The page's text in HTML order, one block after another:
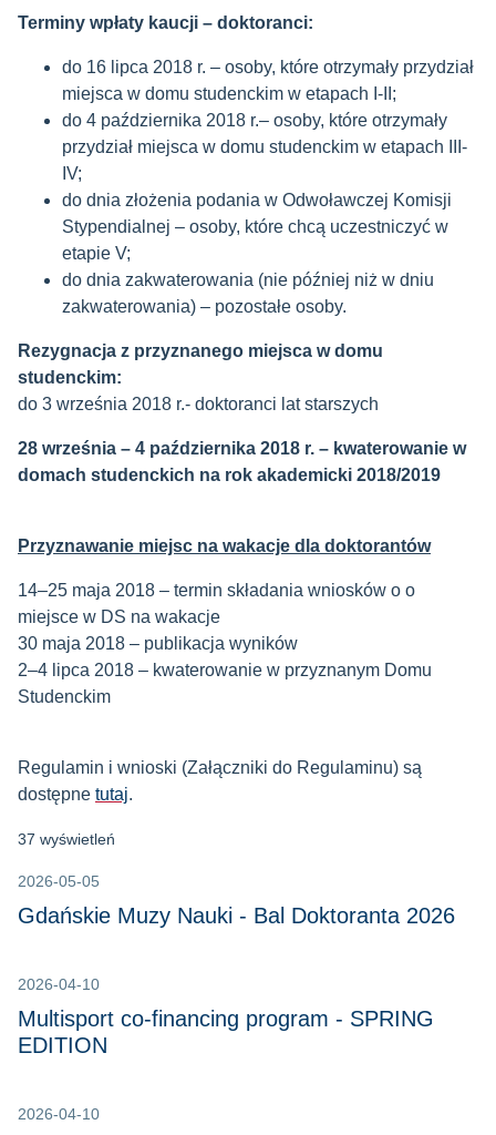
Terminy wpłaty kaucji – doktoranci:
do 16 lipca 2018 r. – osoby, które otrzymały przydział
miejsca w domu studenckim w etapach I-II;
do 4 października 2018 r.– osoby, które otrzymały
przydział miejsca w domu studenckim w etapach III-
IV;
do dnia złożenia podania w Odwoławczej Komisji
Stypendialnej – osoby, które chcą uczestniczyć w
etapie V;
do dnia zakwaterowania (nie później niż w dniu
zakwaterowania) – pozostałe osoby.
Rezygnacja z przyznanego miejsca w domu
studenckim:
do 3 września 2018 r.- doktoranci lat starszych
28 września – 4 października 2018 r. – kwaterowanie w
domach studenckich na rok akademicki 2018/2019
Przyznawanie miejsc na wakacje dla doktorantów
14–25 maja 2018 – termin składania wniosków o o
miejsce w DS na wakacje
30 maja 2018 – publikacja wyników
2–4 lipca 2018 – kwaterowanie w przyznanym Domu
Studenckim
Regulamin i wnioski (Załączniki do Regulaminu) są
dostępne tutaj.
37 wyświetleń
2026-05-05
Gdańskie Muzy Nauki - Bal Doktoranta 2026
2026-04-10
Multisport co-financing program - SPRING
EDITION
2026-04-10